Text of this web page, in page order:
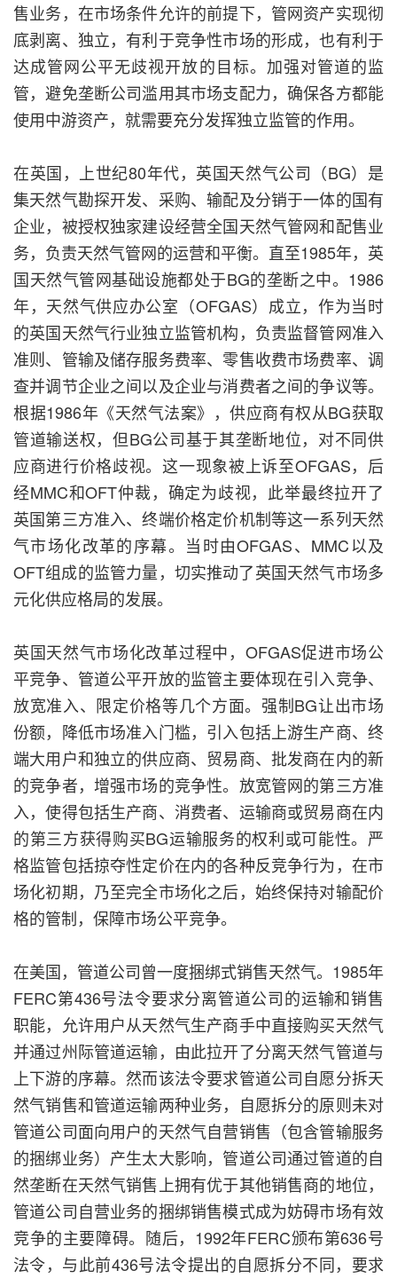
售业务，在市场条件允许的前提下，管网资产实现彻
底剥离、独立，有利于竞争性市场的形成，也有利于
达成管网公平无歧视开放的目标。加强对管道的监
管，避免垄断公司滥用其市场支配力，确保各方都能
使用中游资产，就需要充分发挥独立监管的作用。
在英国，上世纪80年代，英国天然气公司（BG）是
集天然气勘探开发、采购、输配及分销于一体的国有
企业，被授权独家建设经营全国天然气管网和配售业
务，负责天然气管网的运营和平衡。直至1985年，英
国天然气管网基础设施都处于BG的垄断之中。1986
年，天然气供应办公室（OFGAS）成立，作为当时
的英国天然气行业独立监管机构，负责监督管网准入
准则、管输及储存服务费率、零售收费市场费率、调
查并调节企业之间以及企业与消费者之间的争议等。
根据1986年《天然气法案》，供应商有权从BG获取
管道输送权，但BG公司基于其垄断地位，对不同供
应商进行价格歧视。这一现象被上诉至OFGAS，后
经MMC和OFT仲裁，确定为歧视，此举最终拉开了
英国第三方准入、终端价格定价机制等这一系列天然
气市场化改革的序幕。当时由OFGAS、MMC以及
OFT组成的监管力量，切实推动了英国天然气市场多
元化供应格局的发展。
英国天然气市场化改革过程中，OFGAS促进市场公
平竞争、管道公平开放的监管主要体现在引入竞争、
放宽准入、限定价格等几个方面。强制BG让出市场
份额，降低市场准入门槛，引入包括上游生产商、终
端大用户和独立的供应商、贸易商、批发商在内的新
的竞争者，增强市场的竞争性。放宽管网的第三方准
入，使得包括生产商、消费者、运输商或贸易商在内
的第三方获得购买BG运输服务的权利或可能性。严
格监管包括掠夺性定价在内的各种反竞争行为，在市
场化初期，乃至完全市场化之后，始终保持对输配价
格的管制，保障市场公平竞争。
在美国，管道公司曾一度捆绑式销售天然气。1985年
FERC第436号法令要求分离管道公司的运输和销售
职能，允许用户从天然气生产商手中直接购买天然气
并通过州际管道运输，由此拉开了分离天然气管道与
上下游的序幕。然而该法令要求管道公司自愿分拆天
然气销售和管道运输两种业务，自愿拆分的原则未对
管道公司面向用户的天然气自营销售（包含管输服务
的捆绑业务）产生太大影响，管道公司通过管道的自
然垄断在天然气销售上拥有优于其他销售商的地位，
管道公司自营业务的捆绑销售模式成为妨碍市场有效
竞争的主要障碍。随后，1992年FERC颁布第636号
法令，与此前436号法令提出的自愿拆分不同，要求